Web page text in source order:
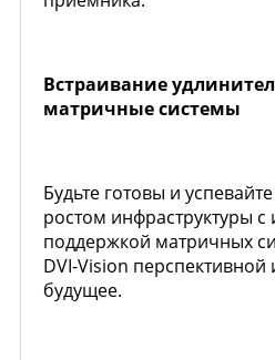
Встраивание
матричные системы
Будьте готовы и
ростом инфраструктуры
поддержкой матричных
DVI-Vision перспективной
будущее.